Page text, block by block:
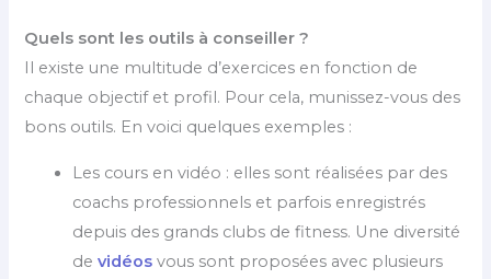
Quels sont les outils à conseiller ?
Il existe une multitude d’exercices en fonction de
chaque objectif et profil. Pour cela, munissez-vous des
bons outils. En voici quelques exemples :
Les cours en vidéo : elles sont réalisées par des
coachs professionnels et parfois enregistrés
depuis des grands clubs de fitness. Une diversité
devidéos vous sont proposées avec plusieurs